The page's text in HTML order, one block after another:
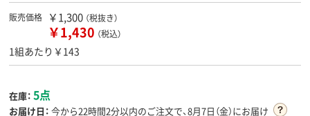
販売価格 ￥1,300 （税抜き）
￥1,430 （税込）
1組あたり￥143
在庫： 5点
お届け日： 今から22時間2分以内のご注文で、8月7日（金）にお届け